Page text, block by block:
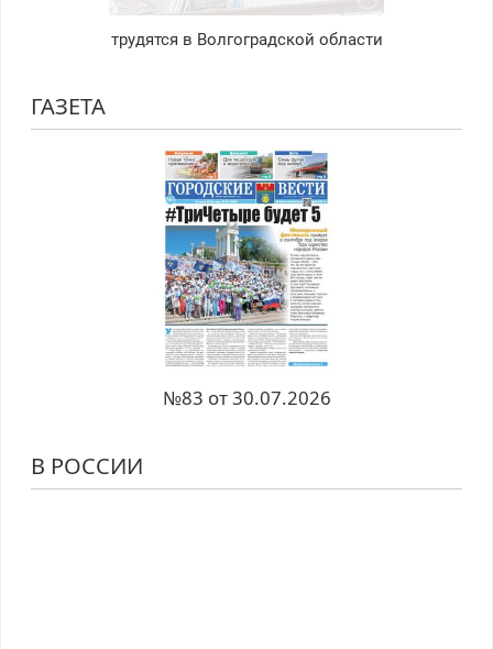
трудятся в Волгоградской области
ГАЗЕТА
№83 от 30.07.2026
В РОССИИ